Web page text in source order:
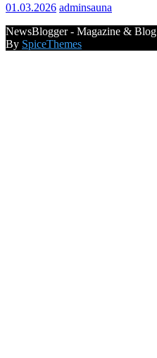
01.03.2026 adminsauna
NewsBlogger - Magazine & Blog
By SpiceThemes